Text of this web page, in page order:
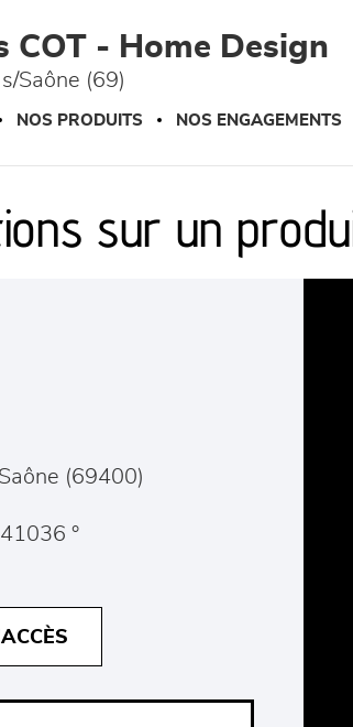
COT - Home Design
Saône (69)
NOS PRODUITS NOS ENGAGEMENTS
sur un
(69400)
°